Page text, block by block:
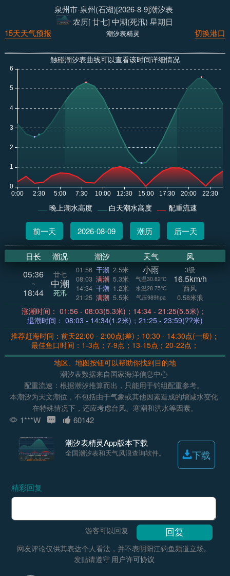
泉州市-泉州(石湖)[2026-8-9]潮汐表
农历[ 廿七] 中潮(死汛) 星期日
切换港口
潮汐表精灵
15天天气预报
触碰潮汐表曲线可以查看该时间详细情况
晚上潮水高度 白天潮水高度 配重流速
前一天 2026-08-09 潮历 后一天
日长 潮况 潮汐 天气 风
05:36
~
18:44
廿七
中潮
死汛
01:56 干潮 2.5米
08:03 满潮 5.3米
14:34 干潮 1.2米
21:25 满潮 5.5米
小雨
气温30.82°C
水温28.75°C
气压989hpa
3级
16.5km/h
西风
0.58米浪
涨潮时间： 01:56 - 08:03(5.3米)；14:34 - 21:25(5.5米)；
退潮时间： 08:03 - 14:34(1.2米)；21:25 - 23:59(??米)
推荐赶海时间：前天22:00 - 2:00点(差)；10:30 - 14:30点(一般)；
最佳鱼口时间：1-3点；7-9点；13-15点；20-22点；
地区、地图按钮可以帮助你找到目的地
潮汐表数据来自国家海洋信息中心
配重流速：根据潮汐推算而出，只能用于钓组配重参考。
本潮汐为天文潮位，不包括由于气象或其他因素造成的增减水变化
在特殊情况下，还应考虑台风、寒潮和洪水等因素。
1***W 60142
潮汐表精灵App版本下载
全国潮汐表和天气风浪查询软件。 下载
精彩回复
游客可以回复
网友评论仅供其表达个人看法，并不表明阳江钓鱼频道立场。
发贴请遵守 用户许可协议